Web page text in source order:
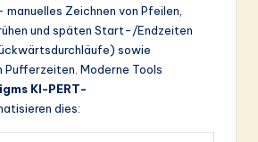
Zeichnen von Pfeilen,
und späten Start-/Endzeiten
sowie
Pufferzeiten. Moderne Tools
KI-PERT-
dies: